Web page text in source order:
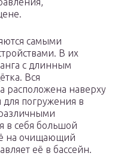
самыми
В их
с длинным
Вся
расположена наверху
для погружения в
в себя большой
на очищающий
её в бассейн.